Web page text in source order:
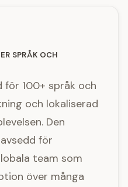
SPRÅK OCH
för 100+ språk och
och lokaliserad
Den
för
team som
över många